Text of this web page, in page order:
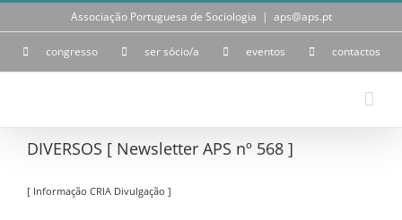
Skip
Associação Portuguesa de Sociologia | aps@aps.pt
congresso ser sócio/a eventos contactos
DIVERSOS [ Newsletter APS nº 568 ]
[ Informação CRIA Divulgação ]